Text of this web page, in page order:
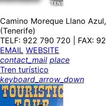
Camino Moreque Llano
(Tenerife)
TELF: 922 790 720 | FAX:
EMAIL WEBSITE
contact_mail place
Tren turístico
keyboard_arrow_down